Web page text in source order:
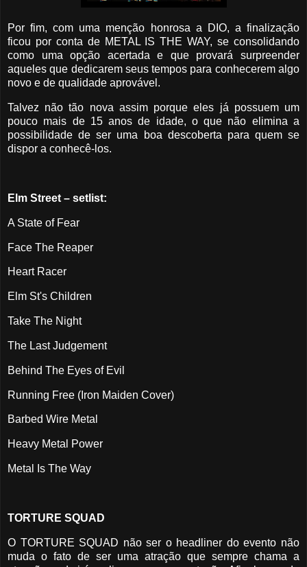
Por fim, com uma menção honrosa a DIO, a finalização
ficou por conta de METAL IS THE WAY, se consolidando
como uma opção acertada e que provará surpreender
aqueles que dedicarem seus tempos para conhecerem algo
novo e de qualidade aprovável.
Talvez não tão nova assim porque eles já possuem um
pouco mais de 15 anos de idade, o que não elimina a
possibilidade de ser uma boa descoberta para quem se
dispor a conhecê-los.
Elm Street – setlist:
A State of Fear
Face The Reaper
Heart Racer
Elm St's Children
Take The Night
The Last Judgement
Behind The Eyes of Evil
Running Free (Iron Maiden Cover)
Barbed Wire Metal
Heavy Metal Power
Metal Is The Way
TORTURE SQUAD
O TORTURE SQUAD não ser o headliner do evento não
muda o fato de ser uma atração que sempre chama a